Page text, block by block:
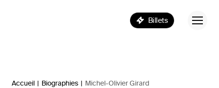
Billets
Accueil | Biographies | Michel-Olivier Girard